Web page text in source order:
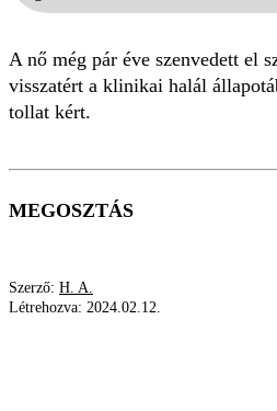
A nő még pár éve szenvedett el
visszatért a klinikai halál
tollat kért.
MEGOSZTÁS
Szerző: H. A.
Létrehozva: 2024.02.12.